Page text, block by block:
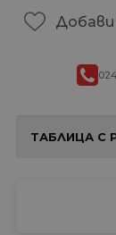
ТАБЛИЦА С